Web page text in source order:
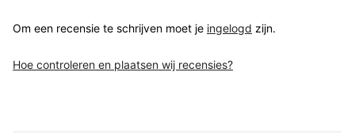
Om een recensie te schrijven moet je ingelogd zijn.
Hoe controleren en plaatsen wij recensies?